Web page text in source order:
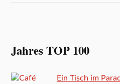
Jahres TOP 100
Ein Tisch im